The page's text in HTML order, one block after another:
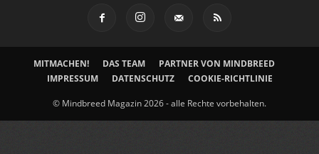
MITMACHEN! DAS TEAM
PARTNER VON MINDBREED
IMPRESSUM
DATENSCHUTZ COOKIE-RICHTLINIE
© Mindbreed Magazin 2026 - alle Rechte vorbehalten.